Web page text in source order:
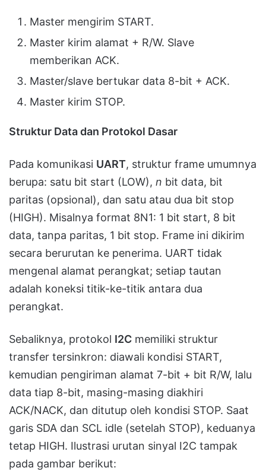
Master mengirim START.
Master kirim alamat + R/W. Slave
memberikan ACK.
Master/slave bertukar data 8-bit + ACK.
Master kirim STOP.
Struktur Data dan Protokol Dasar
Pada komunikasi UART, struktur frame umumnya
berupa: satu bit start (LOW), n bit data, bit
paritas (opsional), dan satu atau dua bit stop
(HIGH). Misalnya format 8N1: 1 bit start, 8 bit
data, tanpa paritas, 1 bit stop. Frame ini dikirim
secara berurutan ke penerima. UART tidak
mengenal alamat perangkat; setiap tautan
adalah koneksi titik-ke-titik antara dua
perangkat.
Sebaliknya, protokol I2C memiliki struktur
transfer tersinkron: diawali kondisi START,
kemudian pengiriman alamat 7-bit + bit R/W, lalu
data tiap 8-bit, masing-masing diakhiri
ACK/NACK, dan ditutup oleh kondisi STOP. Saat
garis SDA dan SCL idle (setelah STOP), keduanya
tetap HIGH. Ilustrasi urutan sinyal I2C tampak
pada gambar berikut: